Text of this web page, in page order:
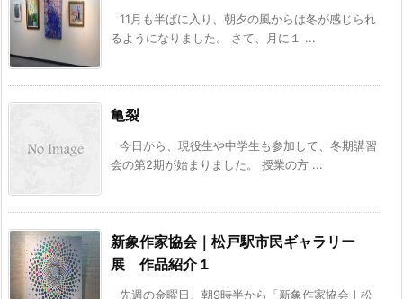
11月も半ばに入り、朝夕の風からは冬が感じられ
るようになりました。 さて、月に１ ...
亀裂
今日から、現役生や中学生も参加して、冬期講習
会の第2期が始まりました。 授業の方 ...
新象作家協会｜松戸駅市民ギャラリー
展 作品紹介１
先週の金曜日、朝9時半から「新象作家協会｜松